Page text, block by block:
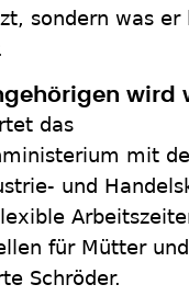
sondern was er
wird
das
mit
und
für Mütter
Schröder.